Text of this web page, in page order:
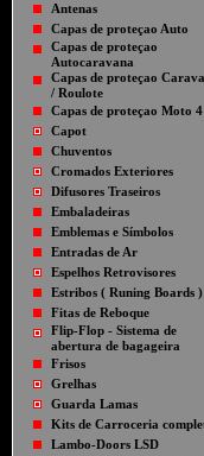
Antenas
Capas de proteçao Auto
Capas de proteçao
Autocaravana
Capas de proteçao
/ Roulote
Capas de proteçao Moto 4
Capot
Chuventos
Cromados Exteriores
Difusores Traseiros
Embaladeiras
Emblemas e Símbolos
Entradas de Ar
Espelhos Retrovisores
Estribos ( Runing Boards )
Fitas de Reboque
Flip-Flop - Sistema de
abertura de bagageira
Frisos
Grelhas
Guarda Lamas
Kits de Carroceria
Lambo-Doors LSD